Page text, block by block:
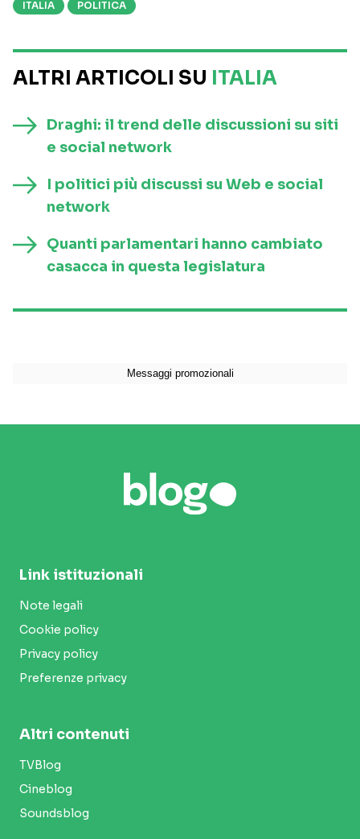
ITALIA POLITICA
ALTRI ARTICOLI SU ITALIA
Draghi: il trend delle discussioni su siti
e social network
I politici più discussi su Web e social
network
Quanti parlamentari hanno cambiato
casacca in questa legislatura
Link istituzionali
Note legali
Cookie policy
Privacy policy
Preferenze privacy
Altri contenuti
TVBlog
Cineblog
Soundsblog